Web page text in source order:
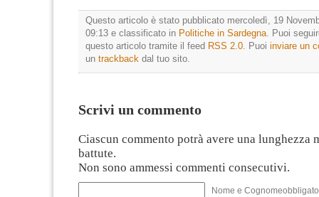
Questo articolo è stato pubblicato mercoledì, 19
09:13 e classificato in Politiche in Sardegna. Puoi
questo articolo tramite il feed RSS 2.0. Puoi inviare un
un trackback dal tuo sito.
Scrivi un commento
Ciascun commento potrà avere una lunghezza
battute.
Non sono ammessi commenti consecutivi.
Nome e